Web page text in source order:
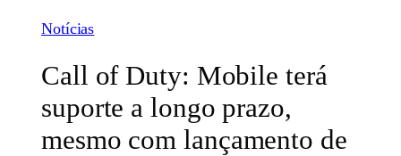
Notícias
Call of Duty: Mobile terá
suporte a longo prazo,
mesmo com lançamento de